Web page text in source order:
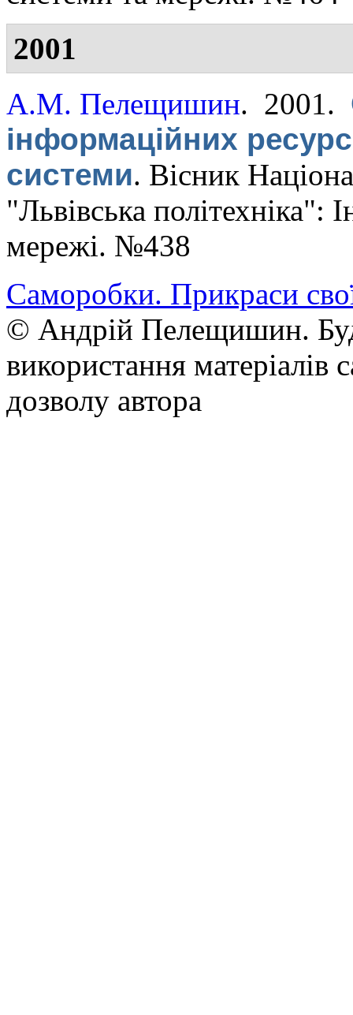
2001
А.М. Пелещишин. 2001.
інформаційних
системи. Вісник
"Львівська політехніка":
мережі. №438
Саморобки. Прикраси
© Андрій Пелещишин.
використання матеріалів
дозволу автора